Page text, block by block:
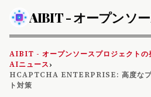
AIBIT - オープンソースプロジェクトの
AIニュース›
HCAPTCHA ENTERPRISE: 高度なプ
ト対策